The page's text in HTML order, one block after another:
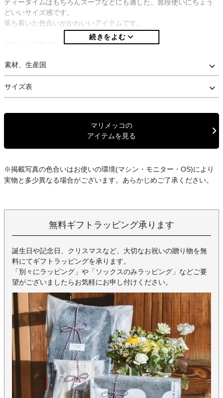
ティータイムはもちろんスープなどにも適した、普段使いにちょう
どいいサイズ感です。
落ち着いた色合いがかわいいアイテムです。
デザインで集めたくなるマリメッコの食器。
ムです。
ご使用する際は必ずシールをはがしてご使用ください。
※こちらの商品は海外発送は承っておりません。 予めご了承くださ
を保護するためのもの」という考えのもと、箱の破損を理由とする
返品・交換はお受けしておりません。
製品の特性として、あらかじめご理解・ご了承いただけますようお
願いいたします。
素材、生産国
サイズ表
マリメッコの
アイテムを見る
※掲載写真の色合いはお使いの環境(マシン・モニター・OS)により
実物と多少異なる場合がございます。あらかじめご了承ください。
無料ギフトラッピング承ります
誕生日や記念日、クリスマスなど、大切なお祝いの贈り物を無
料にてギフトラッピングを承ります。
「別々にラッピング」や「ソックスのみラッピング」などご要
望がございましたらお気軽にお申し付けください。